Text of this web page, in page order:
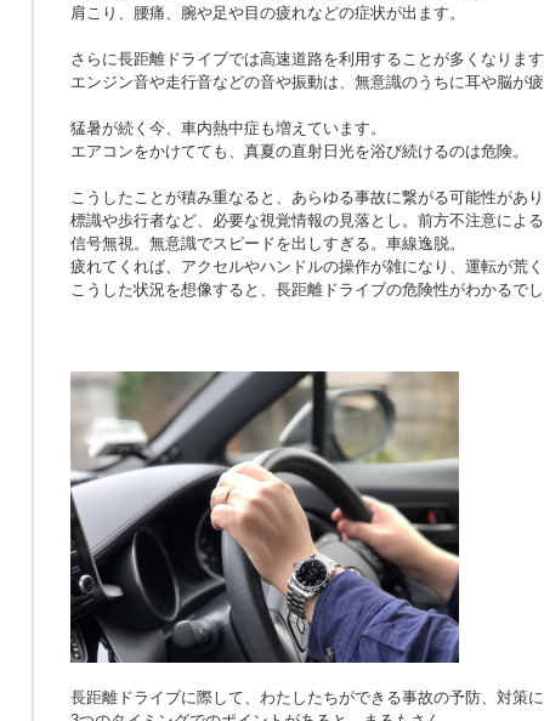
肩こり、腰痛、腕や足や目の疲れなどの症状が出ます。
さらに長距離ドライブでは高速道路を利用することが多くなりま
エンジン音や走行音などの音や振動は、無意識のうちに耳や脳が
猛暑が続く今、車内熱中症も増えています。
エアコンをかけてても、真夏の直射日光を浴び続けるのは危険。
こうしたことが積み重なると、あらゆる事故に繋がる可能性があ
標識や歩行者など、必要な視覚情報の見落とし。前方不注意によ
信号無視。無意識でスピードを出しすぎる。車線逸脱。
疲れてくれば、アクセルやハンドルの操作が雑になり、運転が荒
こうした状況を想像すると、長距離ドライブの危険性がわかるで
長距離ドライブに際して、わたしたちができる事故の予防、対策